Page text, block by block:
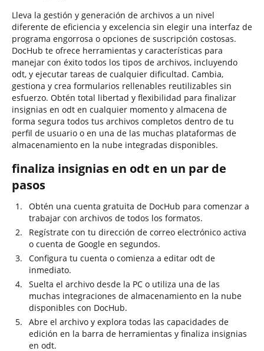
Lleva la gestión y generación de archivos a un nivel
diferente de eficiencia y excelencia sin elegir una interfaz de
programa engorrosa o opciones de suscripción costosas.
DocHub te ofrece herramientas y características para
manejar con éxito todos los tipos de archivos, incluyendo
odt, y ejecutar tareas de cualquier dificultad. Cambia,
gestiona y crea formularios rellenables reutilizables sin
esfuerzo. Obtén total libertad y flexibilidad para finalizar
insignias en odt en cualquier momento y almacena de
forma segura todos tus archivos completos dentro de tu
perfil de usuario o en una de las muchas plataformas de
almacenamiento en la nube integradas disponibles.
finaliza insignias en odt en un par de
pasos
Obtén una cuenta gratuita de DocHub para comenzar a
trabajar con archivos de todos los formatos.
Regístrate con tu dirección de correo electrónico activa
o cuenta de Google en segundos.
Configura tu cuenta o comienza a editar odt de
inmediato.
Suelta el archivo desde la PC o utiliza una de las
muchas integraciones de almacenamiento en la nube
disponibles con DocHub.
Abre el archivo y explora todas las capacidades de
edición en la barra de herramientas y finaliza insignias
en odt.